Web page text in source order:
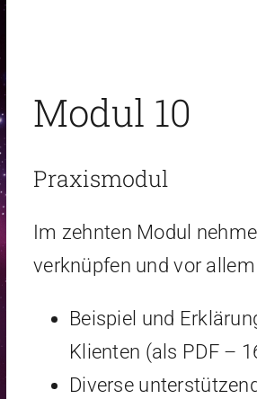
Modul 10
Praxismodul
Im zehnten Modul
verknüpfen und vor
Beispiel und
Klienten (als PDF –
Diverse